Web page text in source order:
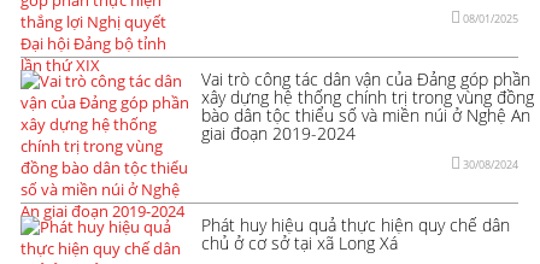
08/01/2025
Vai trò công tác dân vận của Đảng góp phần
xây dựng hệ thống chính trị trong vùng đồng
bào dân tộc thiểu số và miền núi ở Nghệ An
giai đoạn 2019-2024
30/08/2024
Phát huy hiệu quả thực hiện quy chế dân
chủ ở cơ sở tại xã Long Xá